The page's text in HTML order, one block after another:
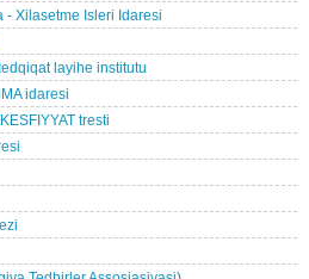
- Xilasetme Isleri Idaresi
layihe institutu
idaresi
tresti